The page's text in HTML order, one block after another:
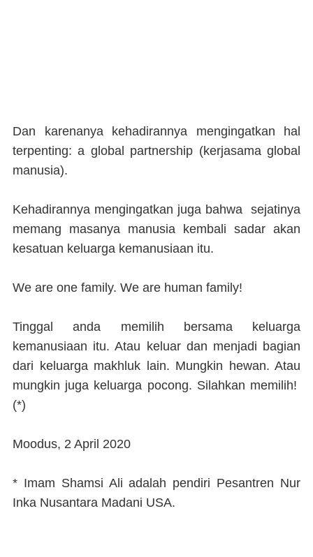
Dan karenanya kehadirannya mengingatkan hal
terpenting: a global partnership (kerjasama global
manusia).
Kehadirannya mengingatkan juga bahwa sejatinya
memang masanya manusia kembali sadar akan
kesatuan keluarga kemanusiaan itu.
We are one family. We are human family!
Tinggal anda memilih bersama keluarga
kemanusiaan itu. Atau keluar dan menjadi bagian
dari keluarga makhluk lain. Mungkin hewan. Atau
mungkin juga keluarga pocong. Silahkan memilih!
(*)
Moodus, 2 April 2020
* Imam Shamsi Ali adalah pendiri Pesantren Nur
Inka Nusantara Madani USA.